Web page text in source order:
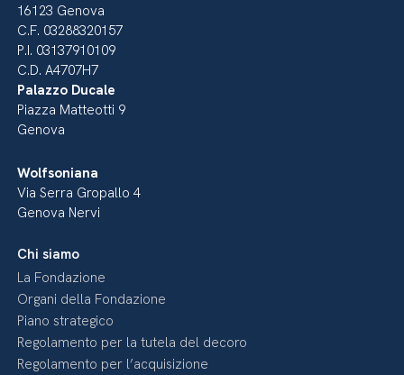
16123 Genova
C.F. 03288320157
P.I. 03137910109
C.D. A4707H7
Palazzo Ducale
Piazza Matteotti 9
Genova
Wolfsoniana
Via Serra Gropallo 4
Genova Nervi
Chi siamo
La Fondazione
Organi della Fondazione
Piano strategico
Regolamento per la tutela del decoro
Regolamento per l’acquisizione